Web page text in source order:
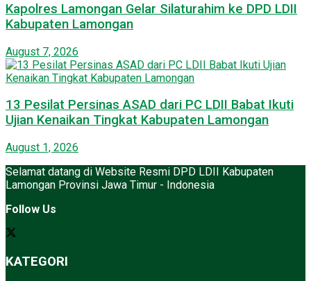
Kapolres Lamongan Gelar Silaturahim ke DPD LDII
Kabupaten Lamongan
August 7, 2026
13 Pesilat Persinas ASAD dari PC LDII Babat Ikuti
Ujian Kenaikan Tingkat Kabupaten Lamongan
August 1, 2026
Selamat datang di Website Resmi DPD LDII Kabupaten
Lamongan Provinsi Jawa Timur - Indonesia
Follow Us
KATEGORI